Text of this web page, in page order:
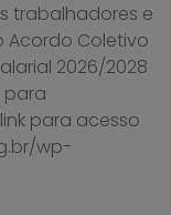
trabalhadores e
Acordo Coletivo
2026/2028
para
para acesso
wp-